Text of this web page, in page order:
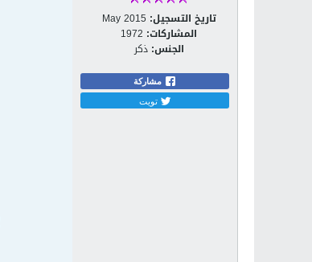
تاريخ التسجيل: May 2015
المشاركات: 1972
الجنس: ذكر
مشاركة
تويت